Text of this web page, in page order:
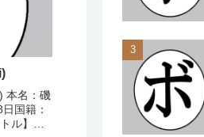
本名：磯
国籍：
ル】な